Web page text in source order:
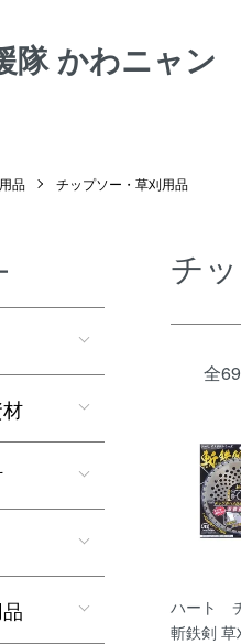
隊 かわニャン
品 チップソー・草刈用品
チ
全
ハート
斬鉄剣